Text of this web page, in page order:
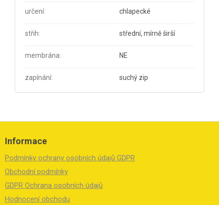
určení: chlapecké
střih: střední, mírně širší
membrána: NE
zapínání: suchý zip
Z
Informace
Podmínky ochrany osobních údajů GDPR
Obchodní podmínky
GDPR Ochrana osobních údajů
Hodnocení obchodu